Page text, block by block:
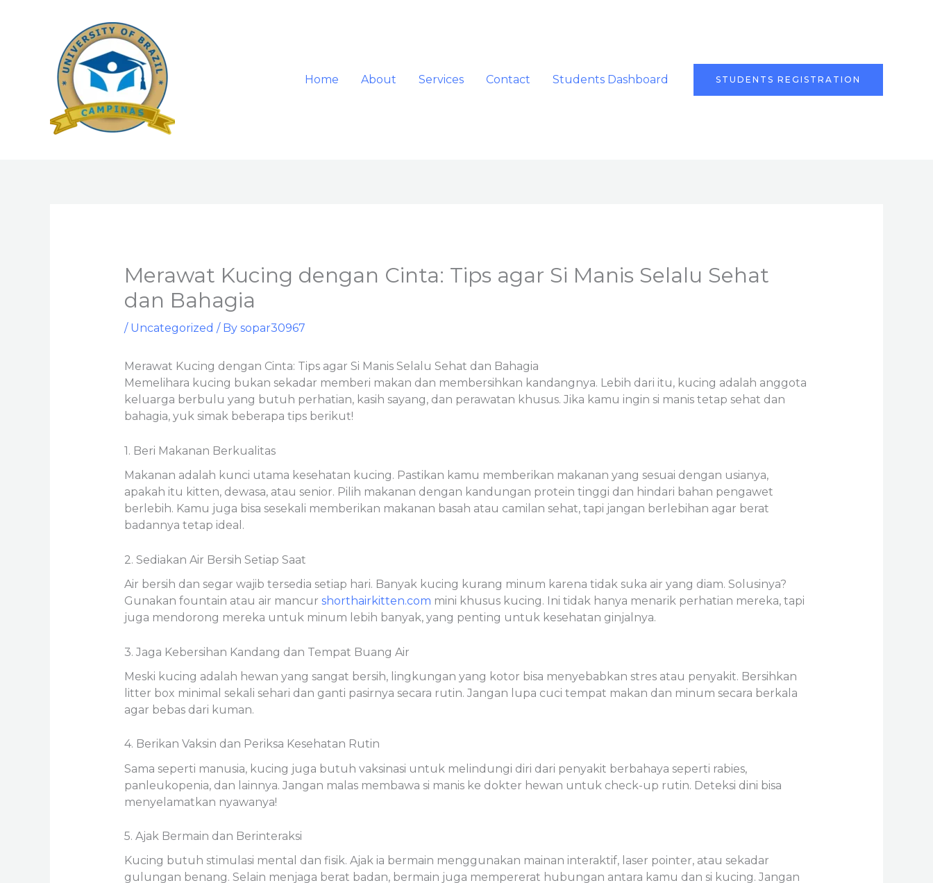
Home About Services Contact Students Dashboard STUDENTS REGISTRATION
Merawat Kucing dengan Cinta: Tips agar Si Manis Selalu Sehat
dan Bahagia
/ Uncategorized / By sopar30967
Merawat Kucing dengan Cinta: Tips agar Si Manis Selalu Sehat dan Bahagia
Memelihara kucing bukan sekadar memberi makan dan membersihkan kandangnya. Lebih dari itu, kucing adalah anggota
keluarga berbulu yang butuh perhatian, kasih sayang, dan perawatan khusus. Jika kamu ingin si manis tetap sehat dan
bahagia, yuk simak beberapa tips berikut!
1. Beri Makanan Berkualitas
Makanan adalah kunci utama kesehatan kucing. Pastikan kamu memberikan makanan yang sesuai dengan usianya,
apakah itu kitten, dewasa, atau senior. Pilih makanan dengan kandungan protein tinggi dan hindari bahan pengawet
berlebih. Kamu juga bisa sesekali memberikan makanan basah atau camilan sehat, tapi jangan berlebihan agar berat
badannya tetap ideal.
2. Sediakan Air Bersih Setiap Saat
Air bersih dan segar wajib tersedia setiap hari. Banyak kucing kurang minum karena tidak suka air yang diam. Solusinya?
Gunakan fountain atau air mancur shorthairkitten.com mini khusus kucing. Ini tidak hanya menarik perhatian mereka, tapi
juga mendorong mereka untuk minum lebih banyak, yang penting untuk kesehatan ginjalnya.
3. Jaga Kebersihan Kandang dan Tempat Buang Air
Meski kucing adalah hewan yang sangat bersih, lingkungan yang kotor bisa menyebabkan stres atau penyakit. Bersihkan
litter box minimal sekali sehari dan ganti pasirnya secara rutin. Jangan lupa cuci tempat makan dan minum secara berkala
agar bebas dari kuman.
4. Berikan Vaksin dan Periksa Kesehatan Rutin
Sama seperti manusia, kucing juga butuh vaksinasi untuk melindungi diri dari penyakit berbahaya seperti rabies,
panleukopenia, dan lainnya. Jangan malas membawa si manis ke dokter hewan untuk check-up rutin. Deteksi dini bisa
menyelamatkan nyawanya!
5. Ajak Bermain dan Berinteraksi
Kucing butuh stimulasi mental dan fisik. Ajak ia bermain menggunakan mainan interaktif, laser pointer, atau sekadar
gulungan benang. Selain menjaga berat badan, bermain juga mempererat hubungan antara kamu dan si kucing. Jangan